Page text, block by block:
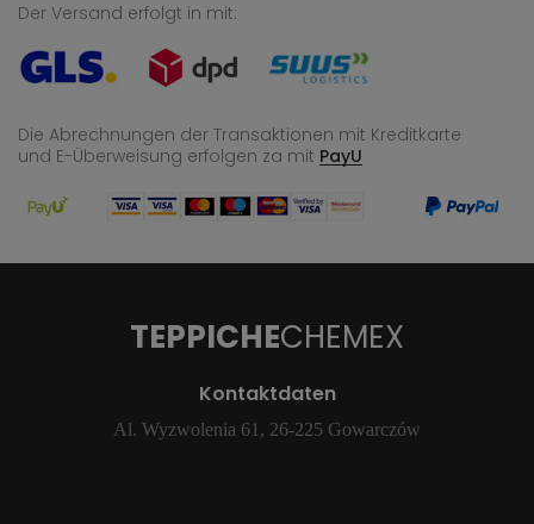
Der Versand erfolgt in mit:
Die Abrechnungen der Transaktionen mit Kreditkarte
und E-Überweisung erfolgen za mit PayU
TEPPICHECHEMEX
Kontaktdaten
Al. Wyzwolenia 61, 26-225 Gowarczów